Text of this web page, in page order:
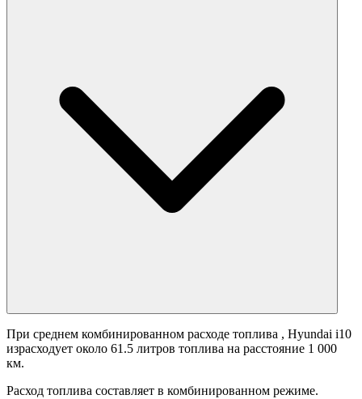
При среднем комбинированном расходе топлива , Hyundai i10
израсходует около 61.5 литров топлива на расстояние 1 000
км.
Расход топлива составляет в комбинированном режиме.